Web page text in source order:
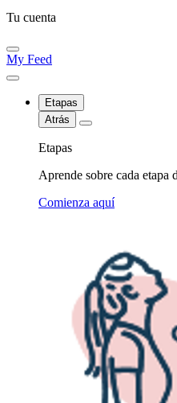
Tu cuenta
My Feed
Etapas
Atrás
Etapas
Aprende sobre cada etapa
Comienza aquí